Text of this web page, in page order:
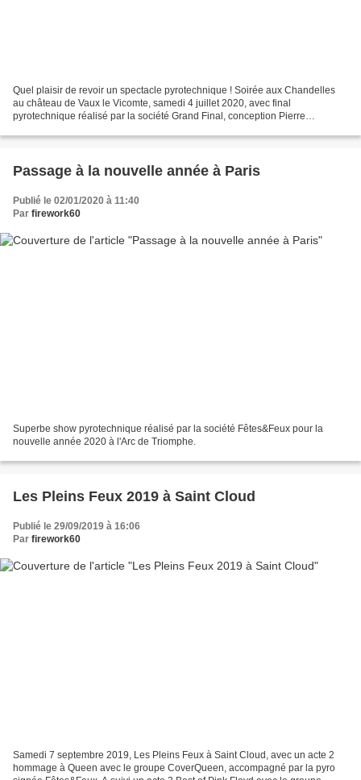
Quel plaisir de revoir un spectacle pyrotechnique ! Soirée aux Chandelles
au château de Vaux le Vicomte, samedi 4 juillet 2020, avec final
pyrotechnique réalisé par la société Grand Final, conception Pierre
Passage à la nouvelle année à Paris
Publié le 02/01/2020 à 11:40
Par firework60
Superbe show pyrotechnique réalisé par la société Fêtes&Feux pour la
nouvelle année 2020 à l'Arc de Triomphe.
Les Pleins Feux 2019 à Saint Cloud
Publié le 29/09/2019 à 16:06
Par firework60
Samedi 7 septembre 2019, Les Pleins Feux à Saint Cloud, avec un acte 2
hommage à Queen avec le groupe CoverQueen, accompagné par la pyro